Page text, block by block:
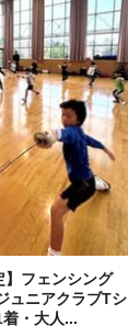
】フェンシング
ュニアクラブTシ
・大人...